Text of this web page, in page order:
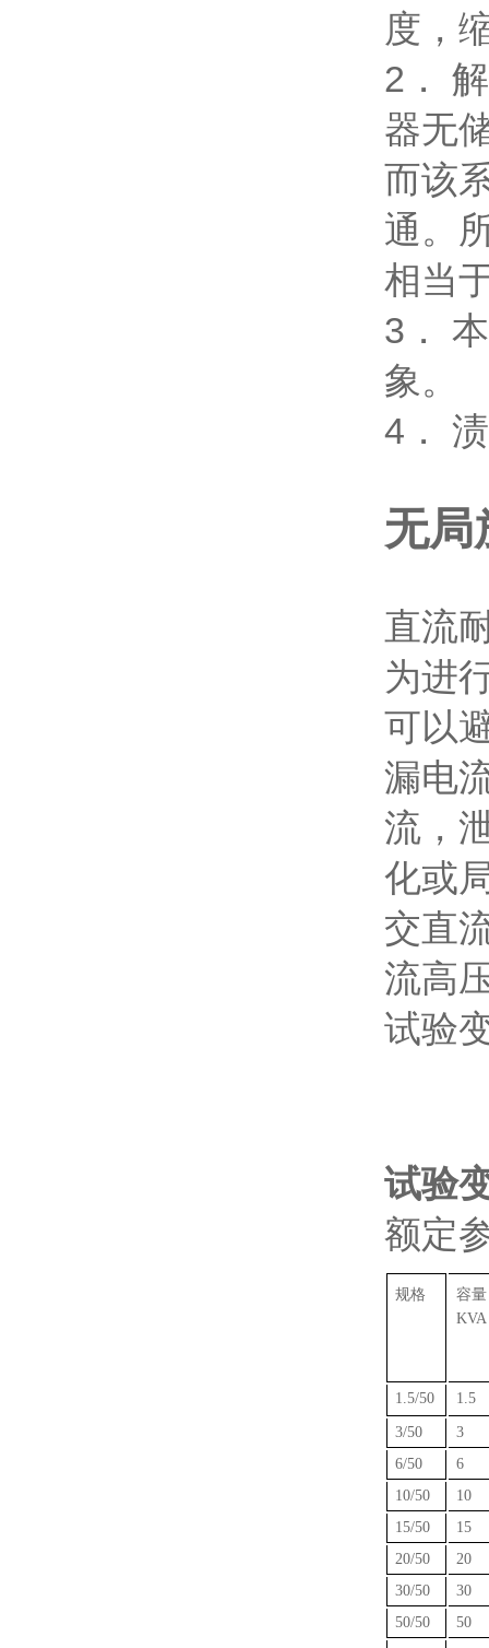
度，
2．
器无
而该
通。
相当
3．
象。
4．
无局
直流
为进
可以
漏电
流，
化或
交直
流高
试验
试验
额定
规格
容量
KVA
1.5/50 1.5
3/50
3
6/50
6
10/50
10
15/50
15
20/50
20
30/50
30
50/50
50